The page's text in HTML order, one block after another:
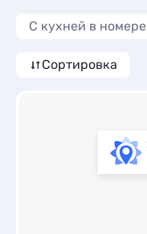
10 вариантов, от 2000
C кухней в номере
Сортировка